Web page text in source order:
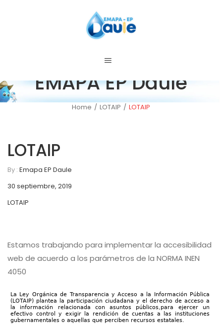
EMAPA EP Daule
Home / LOTAIP / LOTAIP
LOTAIP
By : Emapa EP Daule
30 septiembre, 2019
LOTAIP
Estamos trabajando para implementar la accesibilidad
web de acuerdo a los parámetros de la NORMA INEN
4050